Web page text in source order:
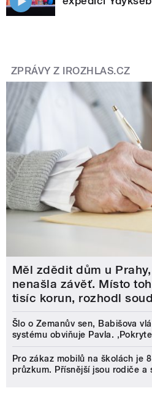
ZPRÁVY Z IROZHLAS.CZ
Měl zdědit dům u
nenašla závěť. Místo
tisíc korun, rozhodl soud
Šlo o Zemanův sen, Babišova
systému obviňuje Pavla.
Pro zákaz mobilů na školách je
průzkum. Přísnější jsou rodiče a